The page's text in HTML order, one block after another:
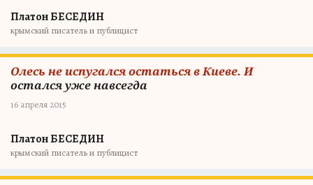
Платон БЕСЕДИН
крымский писатель и публицист
Олесь не испугался остаться в Киеве. И
остался уже навсегда
16 апреля 2015
Платон БЕСЕДИН
крымский писатель и публицист